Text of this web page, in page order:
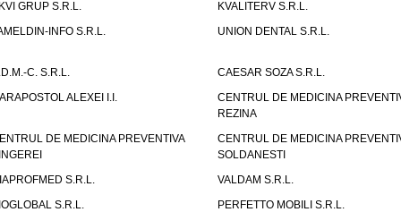
GRUP S.R.L.
KVALITERV S.R.L.
INFO S.R.L.
UNION DENTAL S.R.L.
C. S.R.L.
CAESAR SOZA S.R.L.
ALEXEI I.I.
CENTRUL DE MEDICINA
REZINA
DE MEDICINA PREVENTIVA
CENTRUL DE MEDICINA
SOLDANESTI
S.R.L.
VALDAM S.R.L.
S.R.L.
PERFETTO MOBILI S.R.L.